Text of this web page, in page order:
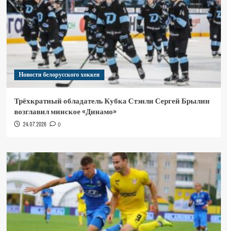
Новости белорусского хоккея
Трёхкратный обладатель Кубка Стэнли Сергей Брылин
возглавил минское «Динамо»
24.07.2026 0